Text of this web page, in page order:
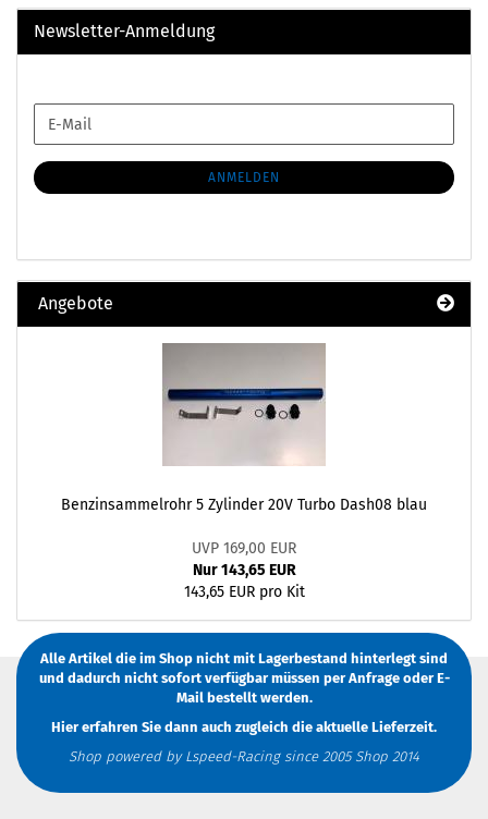
Newsletter-Anmeldung
ZUR
ANMELDUNG
E-
Mail
ANMELDEN
Angebote
Benzinsammelrohr 5 Zylinder 20V Turbo Dash08 blau
UVP 169,00 EUR
Nur 143,65 EUR
143,65 EUR pro Kit
Alle Artikel die im Shop nicht mit Lagerbestand hinterlegt sind
und dadurch nicht sofort verfügbar müssen per AnfrageoderE-
Mailbestellt werden.
Hier erfahren Sie dann auch zugleich die aktuelle Lieferzeit.
Shop powered by Lspeed-Racing since 2005 Shop 2014